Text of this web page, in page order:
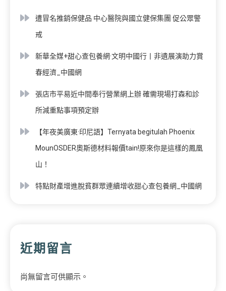
遭冒名推銷保健品 中心醫院與國立健保集團 促公眾警
戒
新華全媒+甜心查包養網·文明中國行丨非遺展演助力賞
春經濟_中國網
張店市平易近中間奉行營業網上辦 確需現場打森和診
所減重點事項預定辦
【年夜美廣東·印尼語】Ternyata begitulah Phoenix
MounOSDER奧斯德材料報價tain!原來你是這樣的鳳凰
山！
特點財產增進脫貧群眾連續增收甜心查包養網_中國網
近期留言
尚無留言可供顯示。